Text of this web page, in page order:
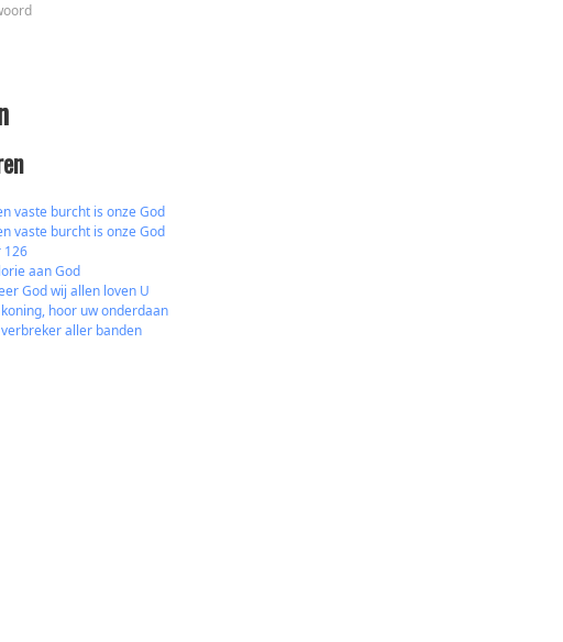
vaste burcht is onze God
vaste burcht is onze God
126
aan God
God wij allen loven U
hoor uw onderdaan
aller banden